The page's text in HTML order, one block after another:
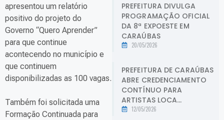
apresentou um relatório
positivo do projeto do
Governo “Quero Aprender”
para que continue
acontecendo no município e
que continuem
disponibilizadas as 100 vagas.
Também foi solicitada uma
Formação Continuada para
PREFEITURA DIVULGA
PROGRAMAÇÃO OFICIAL
DA 8ª EXPOESTE EM
CARAÚBAS
20/05/2026
PREFEITURA DE CARAÚBAS
ABRE CREDENCIAMENTO
CONTÍNUO PARA
ARTISTAS LOCA...
12/05/2026